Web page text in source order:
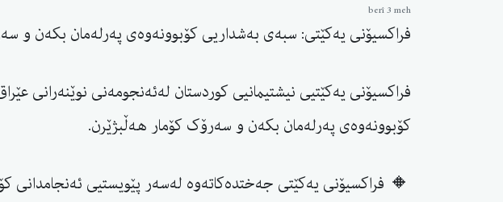
berî 3 meh
فراکسیۆنی یەكێتی: سبەی بەشداریی کۆبوونەوەی پەرلەمان بکەن و
فراکسیۆنی یەکێتیی نیشتیمانیی کوردستان لەئەنجومەنی نوێنەرانی
کۆبوونەوەی پەرلەمان بکەن و سەرۆک کۆمار هەڵبژێرن.
🔸 فراکسیۆنی یەکێتی جەختدەکاتەوە لەسەر پێویستیی ئەنجامدانی